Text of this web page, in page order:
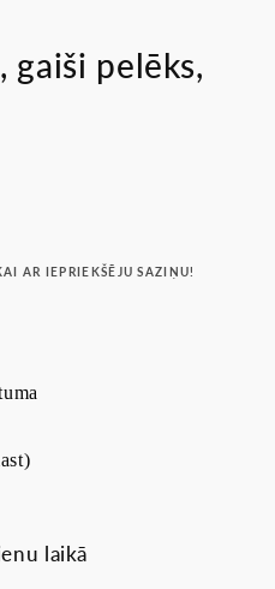
gaiši pelēks,
AR IEPRIEKŠĒJU SAZIŅU!
laikā